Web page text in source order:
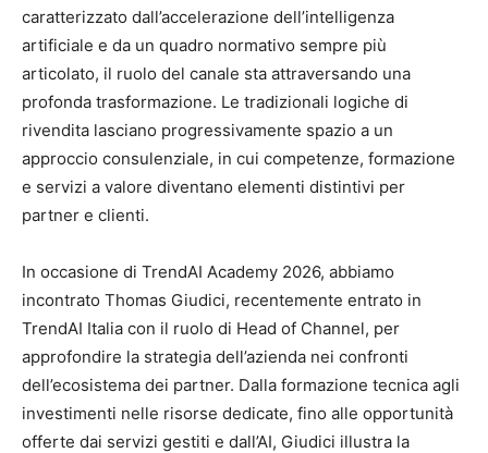
caratterizzato dall’accelerazione dell’intelligenza
artificiale e da un quadro normativo sempre più
articolato, il ruolo del canale sta attraversando una
profonda trasformazione. Le tradizionali logiche di
rivendita lasciano progressivamente spazio a un
approccio consulenziale, in cui competenze, formazione
e servizi a valore diventano elementi distintivi per
partner e clienti.
In occasione di TrendAI Academy 2026, abbiamo
incontrato Thomas Giudici, recentemente entrato in
TrendAI Italia con il ruolo di Head of Channel, per
approfondire la strategia dell’azienda nei confronti
dell’ecosistema dei partner. Dalla formazione tecnica agli
investimenti nelle risorse dedicate, fino alle opportunità
offerte dai servizi gestiti e dall’AI, Giudici illustra la